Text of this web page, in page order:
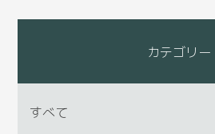
カテゴリー
すべて